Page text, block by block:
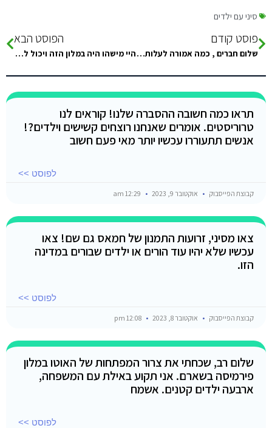
סיני עם ילדים
פוסט קודם
שלום חברים , כמה אמורה לעלות מונית + טנדר לראס אבו גאלום מהגבול ? וכמה עולה מהגבול לדהב ?
הפוסט הבא
היי מישהו היה במלון הזה ויכול לתת חוות דעת? זוג עם שני ילדים בני 9 ו 12
תראו כמה חשובה ההסברה שלנו! קוראים לנו
טרוריסטים. אומרים שאנחנו רוצחים קשישים וילדים?!
אנשים תתעוררו עכשיו יותר מאי פעם חשוב
לפוסט >>
קבוצת הפייסבוק אוקטובר 9, 2023
צאו מסיני, זרועות התמנון של חמאס גם שם! צאו
עכשיו שלא יהיו עוד הורים או ילדים שבורים במדינה
הזו.
לפוסט >>
קבוצת הפייסבוק אוקטובר 8, 2023
שלום רב, שכחתי את צרור המפתחות של האוטו במלון
פירמיסה בשארם. אני תקוע באילת עם המשפחה,
ארבעה ילדים קטנים. אשמח
לפוסט >>